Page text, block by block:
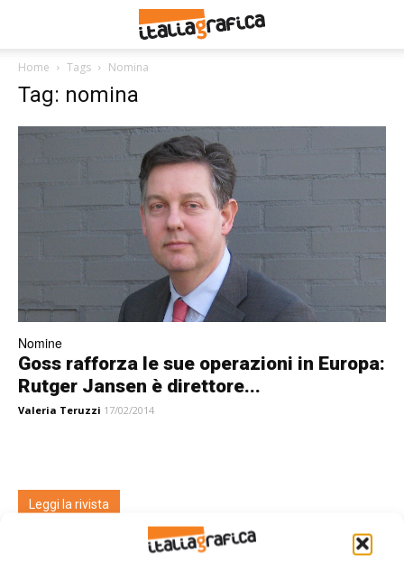
Home Tags Nomina
Tag: nomina
Nomine
Goss rafforza le sue operazioni in Europa:
Rutger Jansen è direttore...
Valeria Teruzzi 17/02/2014
Leggi la rivista